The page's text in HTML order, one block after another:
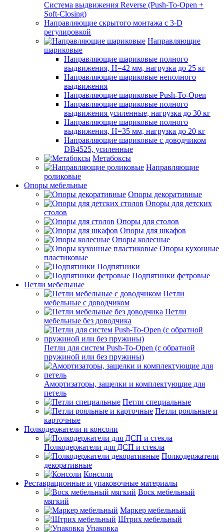
Система выдвижения Reverse (Push-To-Open +
Soft-Closing)
Направляющие скрытого монтажа с 3-D
регулировкой
Направляющие
шариковые
Направляющие шариковые полного
выдвижения, H=42 мм, нагрузка до 25 кг
Направляющие шариковые неполного
выдвижения
Направляющие шариковые Push-To-Open
Направляющие шариковые полного
выдвижения усиленные, нагрузка до 30 кг
Направляющие шариковые полного
выдвижения, H=35 мм, нагрузка до 20 кг
Направляющие шариковые с доводчиком
DB4525, усиленные
Метабоксы
Направляющие
роликовые
Опоры мебельные
Опоры декоративные
Опоры для детских
столов
Опоры для столов
Опоры для шкафов
Опоры колесные
Опоры кухонные
пластиковые
Подпятники
Подпятники фетровые
Петли мебельные
Петли
мебельные с доводчиком
Петли
мебельные без доводчика
Петли для систем Push-To-Open (с обратной
пружиной или без пружины)
Амортизаторы, защелки и комплектующие для
петель
Петли специальные
Петли рояльные и
карточные
Полкодержатели и консоли
Полкодержатели для ДСП и стекла
Полкодержатели
декоративные
Консоли
Реставрационные и упаковочные материалы
Воск мебельный
мягкий
Маркер мебельный
Штрих мебельный
Упаковка